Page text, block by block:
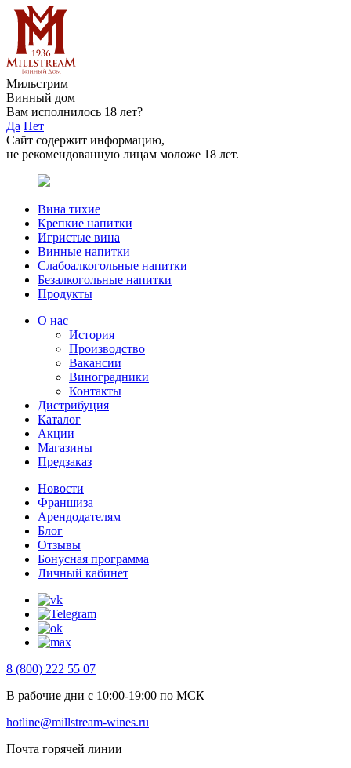
Мильстрим
Винный дом
Вам исполнилось 18 лет?
Да Нет
Сайт содержит информацию,
не рекомендованную лицам моложе 18 лет.
Вина тихие
Крепкие напитки
Игристые вина
Винные напитки
Слабоалкогольные напитки
Безалкогольные напитки
Продукты
О нас
История
Производство
Вакансии
Виноградники
Контакты
Дистрибуция
Каталог
Акции
Магазины
Предзаказ
Новости
Франшиза
Арендодателям
Блог
Отзывы
Бонусная программа
Личный кабинет
8 (800) 222 55 07
В рабочие дни с 10:00-19:00 по МСК
hotline@millstream-wines.ru
Почта горячей линии